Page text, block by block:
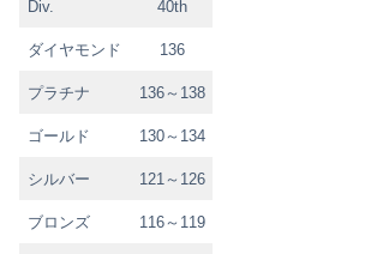
Div. 40th
ダイヤモンド 136
プラチナ 136～138
ゴールド 130～134
シルバー 121～126
ブロンズ 116～119